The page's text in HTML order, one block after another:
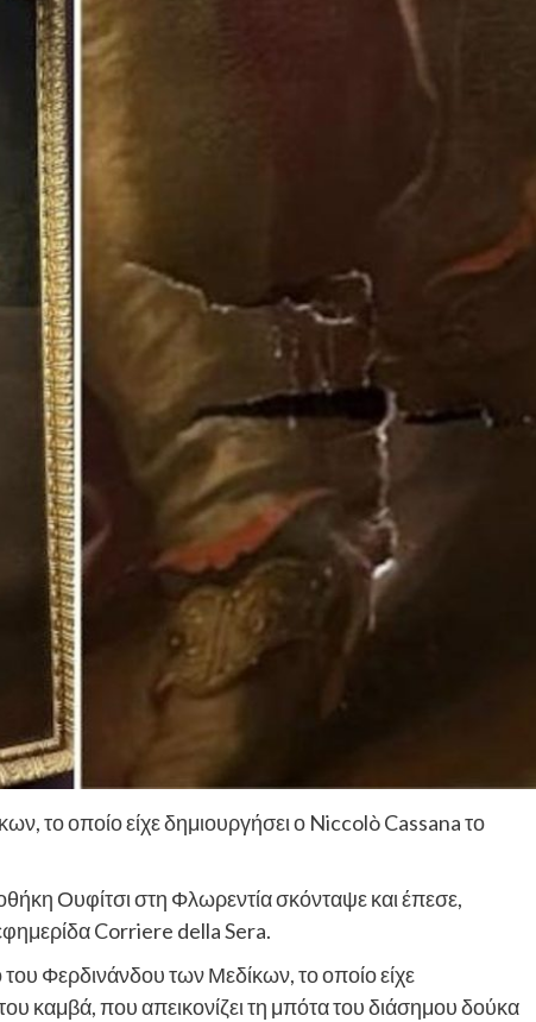
το οποίο είχε δημιουργήσει ο Niccolò Cassana το
Ουφίτσι στη Φλωρεντία σκόνταψε και έπεσε,
Corriere della Sera.
Φερδινάνδου των Μεδίκων, το οποίο είχε
καμβά, που απεικονίζει τη μπότα του διάσημου δούκα